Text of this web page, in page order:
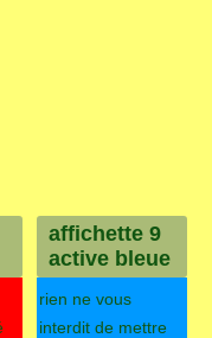
affichette 9
active bleue
rien ne vous
interdit de mettre